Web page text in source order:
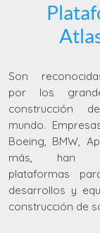
Son
por los
construcción
mundo.
Boeing, BMW,
más, han
plataformas
desarrollos y
construcción de